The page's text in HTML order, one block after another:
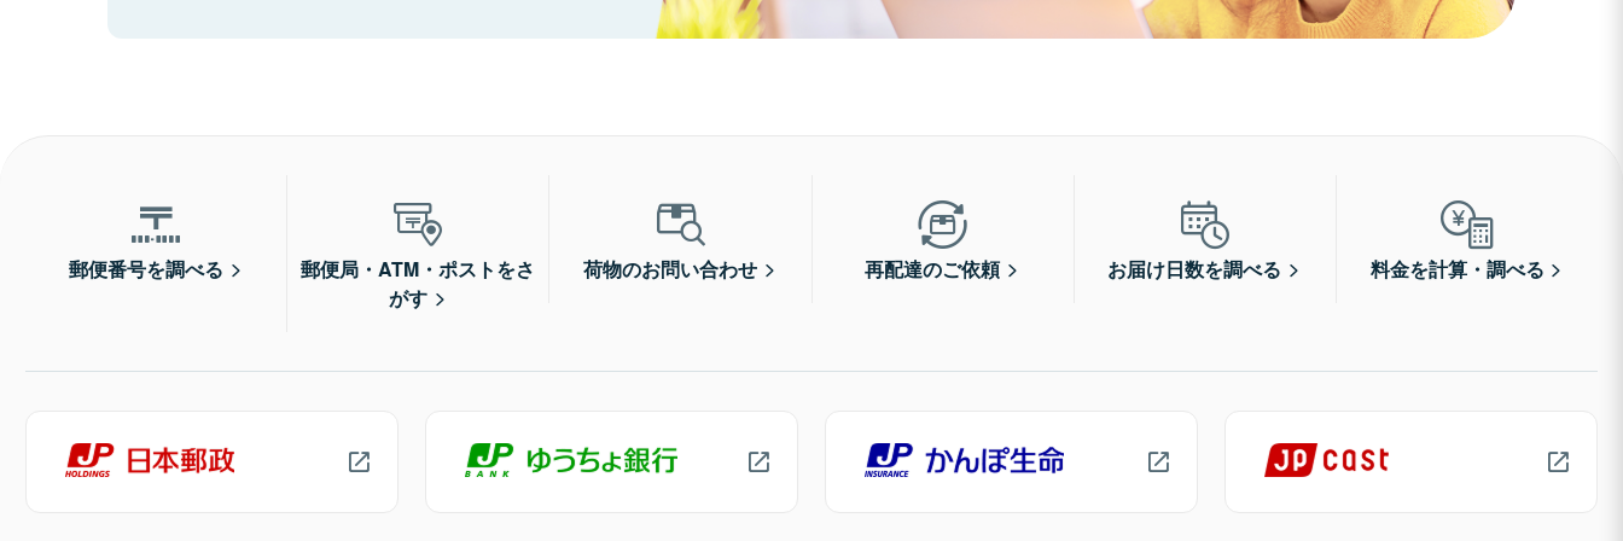
郵便番号を調べる
郵便局・ATM・ポストをさ
がす
荷物のお問い合わせ 再配達のご依頼 お届け日数を調べる 料金を計算・調べる